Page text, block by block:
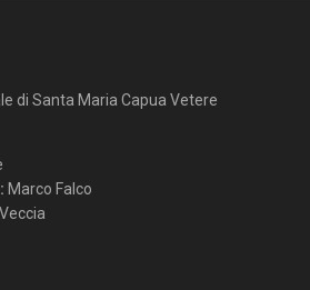
di Santa Maria Capua Vetere
Marco Falco